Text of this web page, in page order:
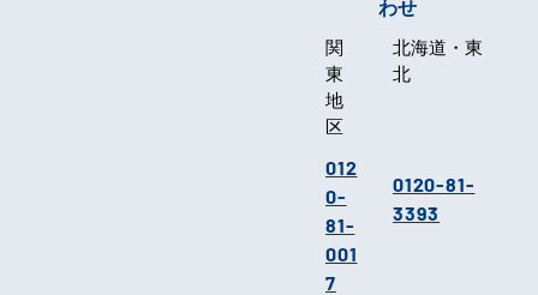
わせ
関
東
地
区
012
0-
81-
001
7
北海道・東
北
0120-81-
3393